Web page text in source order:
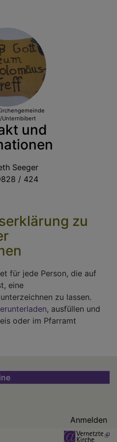
Unternbibert
und
Seeger
/ 424
zu
für jede Person, die auf
eine
zu lassen.
, ausfüllen und
oder im Pfarramt
Anmelden